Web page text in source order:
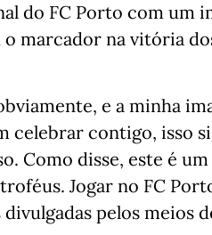
do FC Porto com um
marcador na vitória
e a minha
celebrar contigo, isso
Como disse, este é
Jogar no FC
pelos meios